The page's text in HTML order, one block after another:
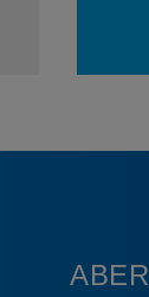
ABER